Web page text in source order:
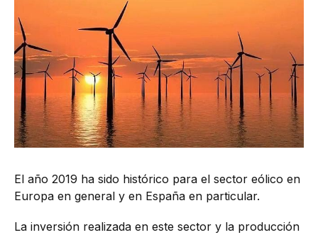
El año 2019 ha sido histórico para el sector eólico en
Europa en general y en España en particular.
La inversión realizada en este sector y la producción